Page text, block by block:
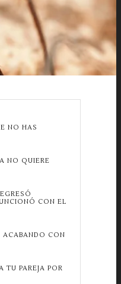
NO HAS
NO QUIERE
CON EL
ACABANDO CON
TU PAREJA POR